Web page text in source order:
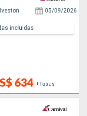
05/09/2026
634 +Tasas
incluidas